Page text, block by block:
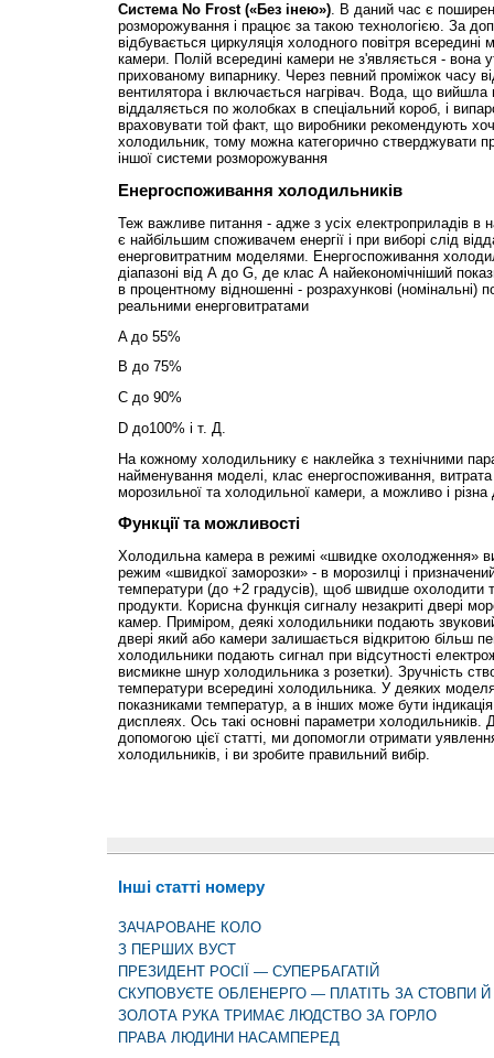
Система No Frost («Без інею»). В даний час є
розморожування і працює за такою технологією. За
відбувається циркуляція холодного повітря всередині
камери. Полій всередині камери не з'являється - вона
прихованому випарнику. Через певний проміжок часу
вентилятора і включається нагрівач. Вода, що вийшла
віддаляється по жолобках в спеціальний короб, і
враховувати той факт, що виробники рекомендують
холодильник, тому можна категорично стверджувати
іншої системи розморожування
Енергоспоживання холодильників
Теж важливе питання - адже з усіх електроприладів в
є найбільшим споживачем енергії і при виборі слід
енерговитратним моделями. Енергоспоживання
діапазоні від А до G, де клас А найекономічніший
в процентному відношенні - розрахункові (номінальні)
реальними енерговитратами
A до 55%
B до 75%
C до 90%
D до100% і т. Д.
На кожному холодильнику є наклейка з технічними
найменування моделі, клас енергоспоживання, витрата
морозильної та холодильної камери, а можливо і різна
Функції та можливості
Холодильна камера в режимі «швидке охолодження»
режим «швидкої заморозки» - в морозилці і
температури (до +2 градусів), щоб швидше охолодити
продукти. Корисна функція сигналу незакриті двері
камер. Приміром, деякі холодильники подають
двері який або камери залишається відкритою більш
холодильники подають сигнал при відсутності
висмикне шнур холодильника з розетки). Зручність
температури всередині холодильника. У деяких
показниками температур, а в інших може бути
дисплеях. Ось такі основні параметри
допомогою цієї статті, ми допомогли отримати
холодильників, і ви зробите правильний вибір.
Інші статті номеру
ЗАЧАРОВАНЕ КОЛО
З ПЕРШИХ ВУСТ
ПРЕЗИДЕНТ РОСІЇ — СУПЕРБАГАТІЙ
СКУПОВУЄТЕ ОБЛЕНЕРГО — ПЛАТІТЬ ЗА СТОВПИ
ЗОЛОТА РУКА ТРИМАЄ ЛЮДСТВО ЗА ГОРЛО
ПРАВА ЛЮДИНИ НАСАМПЕРЕД